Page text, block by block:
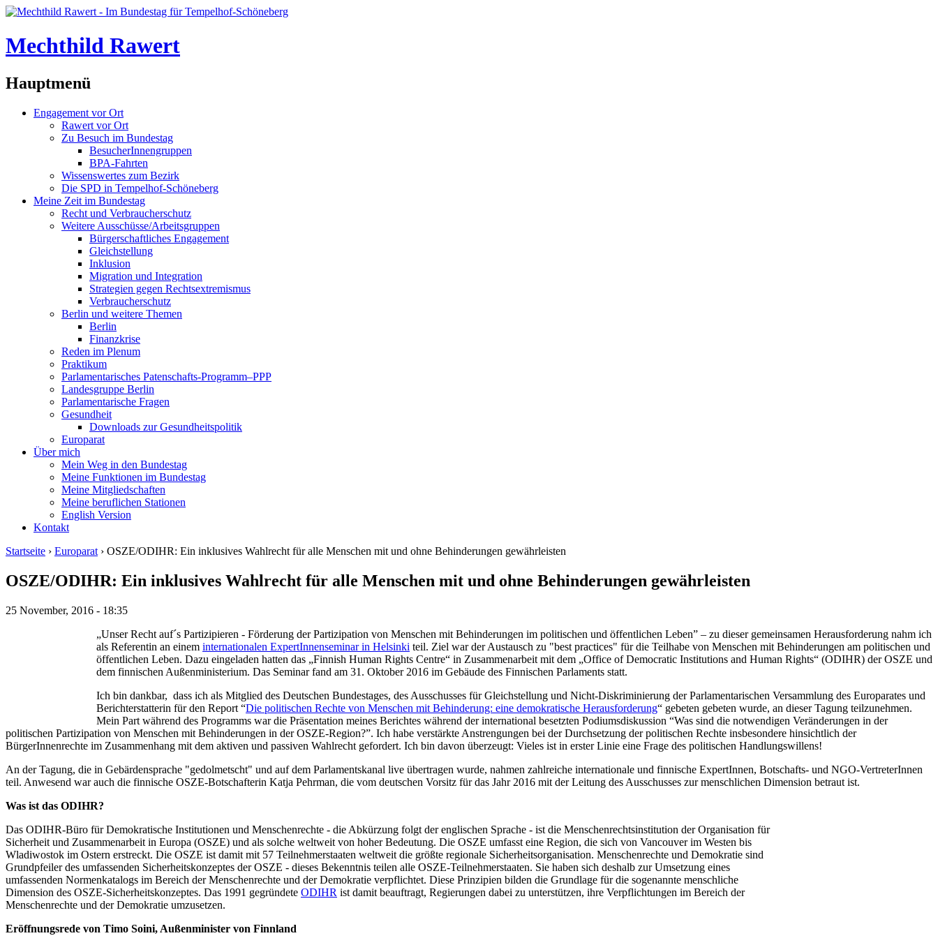
Mechthild Rawert
Hauptmenü
Engagement vor Ort
Rawert vor Ort
Zu Besuch im Bundestag
BesucherInnengruppen
BPA-Fahrten
Wissenswertes zum Bezirk
Die SPD in Tempelhof-Schöneberg
Meine Zeit im Bundestag
Recht und Verbraucherschutz
Weitere Ausschüsse/Arbeitsgruppen
Bürgerschaftliches Engagement
Gleichstellung
Inklusion
Migration und Integration
Strategien gegen Rechtsextremismus
Verbraucherschutz
Berlin und weitere Themen
Berlin
Finanzkrise
Reden im Plenum
Praktikum
Parlamentarisches Patenschafts-Programm–PPP
Landesgruppe Berlin
Parlamentarische Fragen
Gesundheit
Downloads zur Gesundheitspolitik
Europarat
Über mich
Mein Weg in den Bundestag
Meine Funktionen im Bundestag
Meine Mitgliedschaften
Meine beruflichen Stationen
English Version
Kontakt
Startseite › Europarat › OSZE/ODIHR: Ein inklusives Wahlrecht für alle Menschen mit und ohne Behinderungen gewährleisten
OSZE/ODIHR: Ein inklusives Wahlrecht für alle Menschen mit und ohne Behinderungen gewährleisten
25 November, 2016 - 18:35
„Unser Recht auf´s Partizipieren - Förderung der Partizipation von Menschen mit Behinderungen im politischen und öffentlichen Leben” – zu dieser gemeinsamen Herausforderung nahm ich
als Referentin an einem internationalen ExpertInnenseminar in Helsinki teil. Ziel war der Austausch zu "best practices" für die Teilhabe von Menschen mit Behinderungen am politischen und
öffentlichen Leben. Dazu eingeladen hatten das „Finnish Human Rights Centre“ in Zusammenarbeit mit dem „Office of Democratic Institutions and Human Rights“ (ODIHR) der OSZE und
dem finnischen Außenministerium. Das Seminar fand am 31. Oktober 2016 im Gebäude des Finnischen Parlaments statt.
Ich bin dankbar, dass ich als Mitglied des Deutschen Bundestages, des Ausschusses für Gleichstellung und Nicht-Diskriminierung der Parlamentarischen Versammlung des Europarates und
Berichterstatterin für den Report “Die politischen Rechte von Menschen mit Behinderung: eine demokratische Herausforderung“ gebeten gebeten wurde, an dieser Tagung teilzunehmen.
Mein Part während des Programms war die Präsentation meines Berichtes während der international besetzten Podiumsdiskussion “Was sind die notwendigen Veränderungen in der
politischen Partizipation von Menschen mit Behinderungen in der OSZE-Region?”. Ich habe verstärkte Anstrengungen bei der Durchsetzung der politischen Rechte insbesondere hinsichtlich der
BürgerInnenrechte im Zusammenhang mit dem aktiven und passiven Wahlrecht gefordert. Ich bin davon überzeugt: Vieles ist in erster Linie eine Frage des politischen Handlungswillens!
An der Tagung, die in Gebärdensprache "gedolmetscht" und auf dem Parlamentskanal live übertragen wurde, nahmen zahlreiche internationale und finnische ExpertInnen, Botschafts- und NGO-VertreterInnen
teil. Anwesend war auch die finnische OSZE-Botschafterin Katja Pehrman, die vom deutschen Vorsitz für das Jahr 2016 mit der Leitung des Ausschusses zur menschlichen Dimension betraut ist.
Was ist das ODIHR?
Das ODIHR-Büro für Demokratische Institutionen und Menschenrechte - die Abkürzung folgt der englischen Sprache - ist die Menschenrechtsinstitution der Organisation für
Sicherheit und Zusammenarbeit in Europa (OSZE) und als solche weltweit von hoher Bedeutung. Die OSZE umfasst eine Region, die sich von Vancouver im Westen bis
Wladiwostok im Ostern erstreckt. Die OSZE ist damit mit 57 Teilnehmerstaaten weltweit die größte regionale Sicherheitsorganisation. Menschenrechte und Demokratie sind
Grundpfeiler des umfassenden Sicherheitskonzeptes der OSZE - dieses Bekenntnis teilen alle OSZE-Teilnehmerstaaten. Sie haben sich deshalb zur Umsetzung eines
umfassenden Normenkatalogs im Bereich der Menschenrechte und der Demokratie verpflichtet. Diese Prinzipien bilden die Grundlage für die sogenannte menschliche
Dimension des OSZE-Sicherheitskonzeptes. Das 1991 gegründete ODIHR ist damit beauftragt, Regierungen dabei zu unterstützen, ihre Verpflichtungen im Bereich der
Menschenrechte und der Demokratie umzusetzen.
Eröffnungsrede von Timo Soini, Außenminister von Finnland